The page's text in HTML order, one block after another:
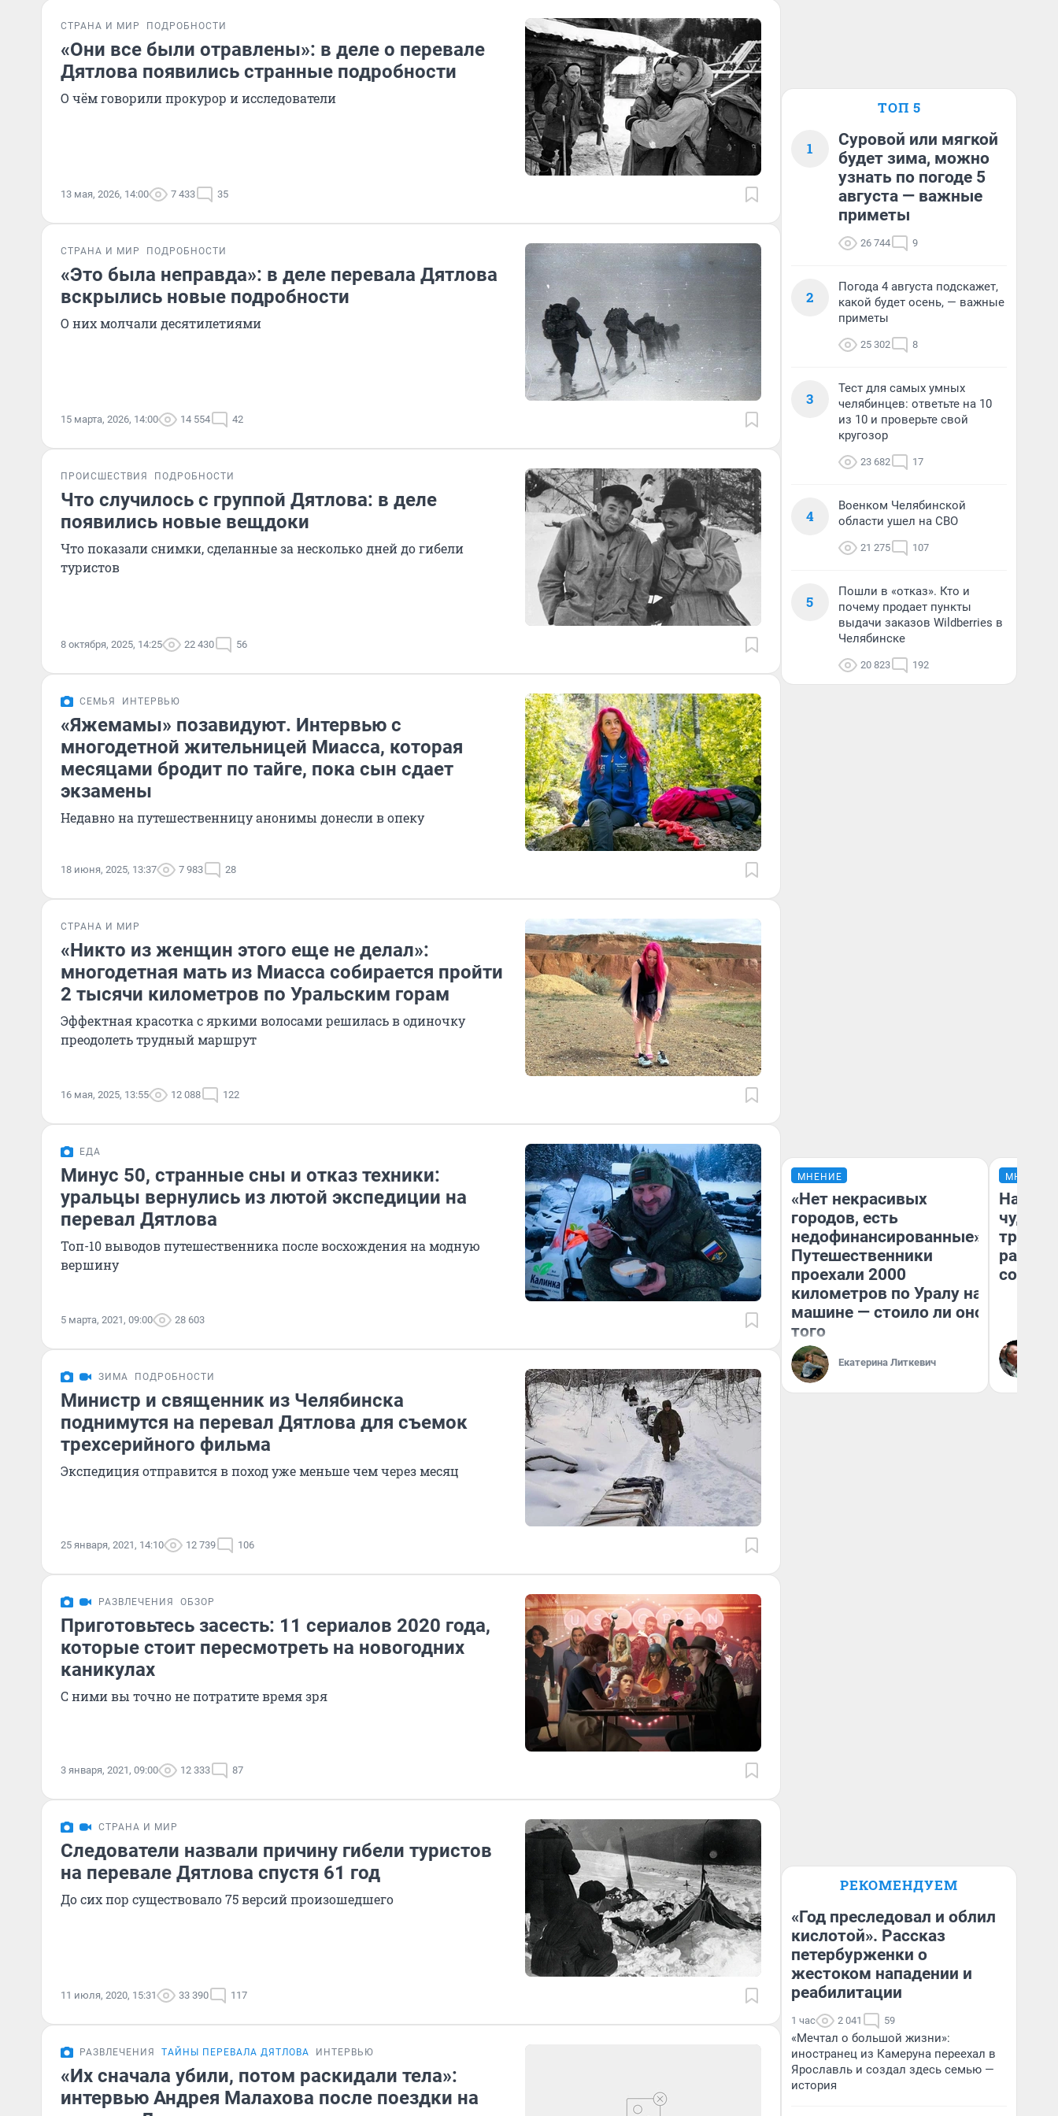
СТРАНА И МИР ПОДРОБНОСТИ
«Они все были отравлены»: в деле о перевале
Дятлова появились странные подробности
О чём говорили прокурор и исследователи
13 мая, 2026, 14:00 7 433 35
СТРАНА И МИР ПОДРОБНОСТИ
«Это была неправда»: в деле перевала Дятлова
вскрылись новые подробности
О них молчали десятилетиями
15 марта, 2026, 14:00 14 554 42
ПРОИСШЕСТВИЯ ПОДРОБНОСТИ
Что случилось с группой Дятлова: в деле
появились новые вещдоки
Что показали снимки, сделанные за несколько дней до гибели
туристов
8 октября, 2025, 14:25 22 430 56
СЕМЬЯ ИНТЕРВЬЮ
«Яжемамы» позавидуют. Интервью с
многодетной жительницей Миасса, которая
месяцами бродит по тайге, пока сын сдает
экзамены
Недавно на путешественницу анонимы донесли в опеку
18 июня, 2025, 13:37 7 983 28
СТРАНА И МИР
«Никто из женщин этого еще не делал»:
многодетная мать из Миасса собирается пройти
2 тысячи километров по Уральским горам
Эффектная красотка с яркими волосами решилась в одиночку
преодолеть трудный маршрут
16 мая, 2025, 13:55 12 088 122
ЕДА
Минус 50, странные сны и отказ техники:
уральцы вернулись из лютой экспедиции на
перевал Дятлова
Топ-10 выводов путешественника после восхождения на модную
вершину
5 марта, 2021, 09:00 28 603
ЗИМА ПОДРОБНОСТИ
Министр и священник из Челябинска
поднимутся на перевал Дятлова для съемок
трехсерийного фильма
Экспедиция отправится в поход уже меньше чем через месяц
25 января, 2021, 14:10 12 739 106
РАЗВЛЕЧЕНИЯ ОБЗОР
Приготовьтесь засесть: 11 сериалов 2020 года,
которые стоит пересмотреть на новогодних
каникулах
С ними вы точно не потратите время зря
3 января, 2021, 09:00 12 333 87
СТРАНА И МИР
Следователи назвали причину гибели туристов
на перевале Дятлова спустя 61 год
До сих пор существовало 75 версий произошедшего
11 июля, 2020, 15:31 33 390 117
РАЗВЛЕЧЕНИЯ ТАЙНЫ ПЕРЕВАЛА ДЯТЛОВА ИНТЕРВЬЮ
«Их сначала убили, потом раскидали тела»:
интервью Андрея Малахова после поездки на
ТОП 5
1
Суровой или мягкой
будет зима, можно
узнать по погоде 5
августа — важные
приметы
26 744 9
2
Погода 4 августа подскажет,
какой будет осень, — важные
приметы
25 302 8
3
Тест для самых умных
челябинцев: ответьте на 10
из 10 и проверьте свой
кругозор
23 682 17
4
Военком Челябинской
области ушел на СВО
21 275 107
5
Пошли в «отказ». Кто и
почему продает пункты
выдачи заказов Wildberries в
Челябинске
20 823 192
МНЕНИЕ
«Нет некрасивых
городов, есть
недофинансированные».
Путешественники
проехали 2000
километров по Уралу на
машине — стоило ли оно
того
Екатерина Литкевич
МНЕНИЕ
чудом
РЕКОМЕНДУЕМ
«Год преследовал и облил
кислотой». Рассказ
петербурженки о
жестоком нападении и
реабилитации
1 час 2 041 59
«Мечтал о большой жизни»:
иностранец из Камеруна переехал в
Ярославль и создал здесь семью —
история